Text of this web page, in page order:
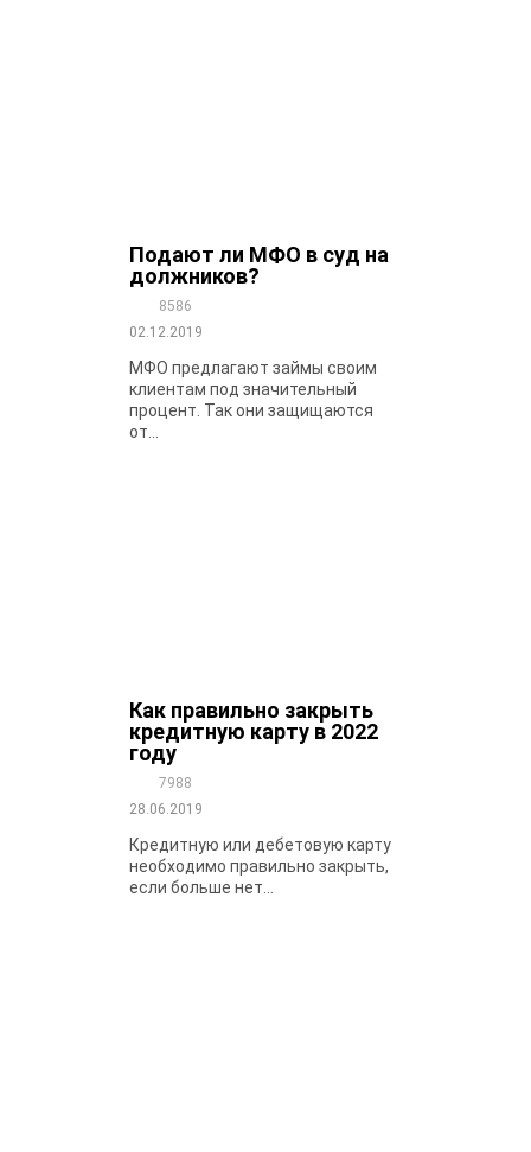
Подают ли МФО в суд на
должников?
8586
02.12.2019
МФО предлагают займы своим
клиентам под значительный
процент. Так они защищаются
от...
Как правильно закрыть
кредитную карту в 2022
году
7988
28.06.2019
Кредитную или дебетовую карту
необходимо правильно закрыть,
если больше нет...